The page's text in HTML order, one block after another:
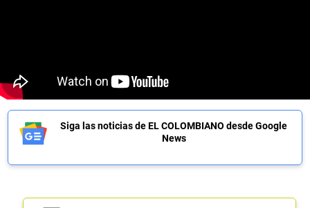
Siga las noticias de EL COLOMBIANO desde Google
News